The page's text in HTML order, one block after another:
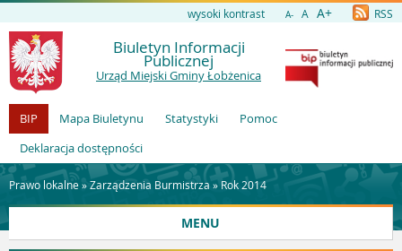
wysoki kontrast A- A A+ RSS
Biuletyn Informacji
Publicznej
Urząd Miejski Gminy Łobżenica
BIP Mapa Biuletynu Statystyki
Pomoc
Deklaracja dostępności
Prawo lokalne »Zarządzenia Burmistrza»Rok 2014
MENU